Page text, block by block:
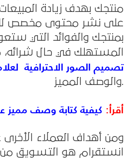
منتجك بهدف زيادة
على نشر محتوى مخصص
بمنتجك والفوائد التي
المستهلك في حال شرائه،
تصميم الصور الاحترافية
والوصف المميز.
أقرأ: كيفية كتابة وصف مميز
ومن أهداف العملاء
انستقرام هو التسويق